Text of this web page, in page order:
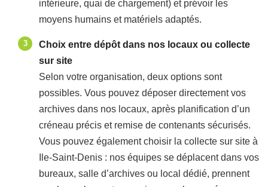
intérieure, quai de chargement) et prévoir les
moyens humains et matériels adaptés.
Choix entre dépôt dans nos locaux ou collecte
sur site
Selon votre organisation, deux options sont
possibles. Vous pouvez déposer directement vos
archives dans nos locaux, après planification d’un
créneau précis et remise de contenants sécurisés.
Vous pouvez également choisir la collecte sur site à
Ile-Saint-Denis : nos équipes se déplacent dans vos
bureaux, salle d’archives ou local dédié, prennent